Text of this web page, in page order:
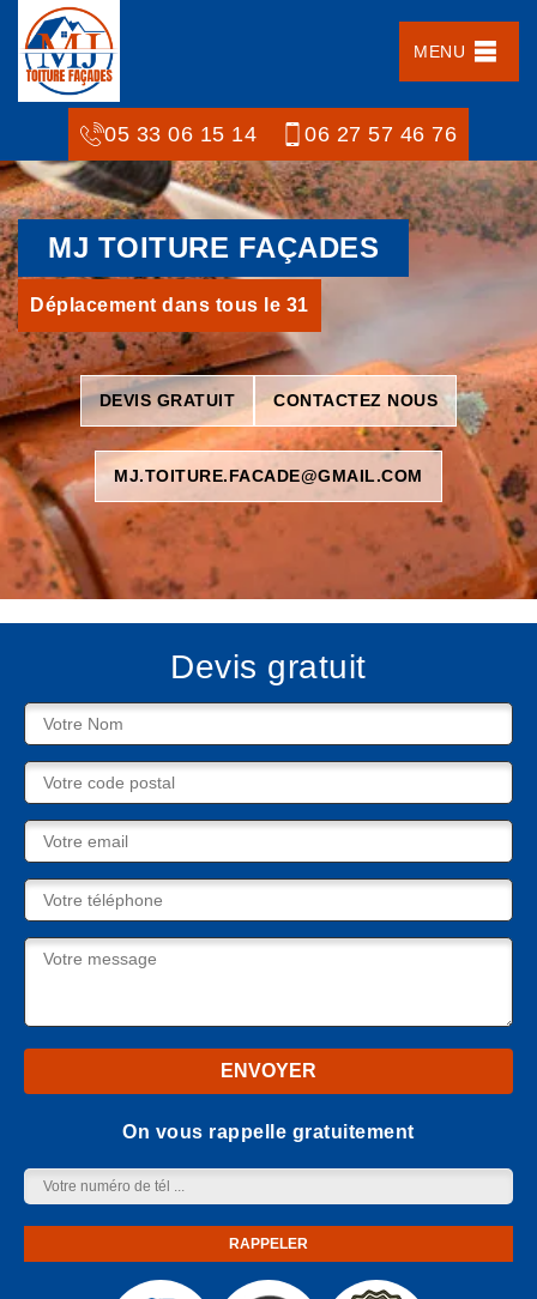
MENU
05 33 06 15 14 06 27 57 46 76
MJ TOITURE FAÇADES
Déplacement dans tous le 31
DEVIS GRATUIT CONTACTEZ NOUS
MJ.TOITURE.FACADE@GMAIL.COM
Devis gratuit
On vous rappelle gratuitement